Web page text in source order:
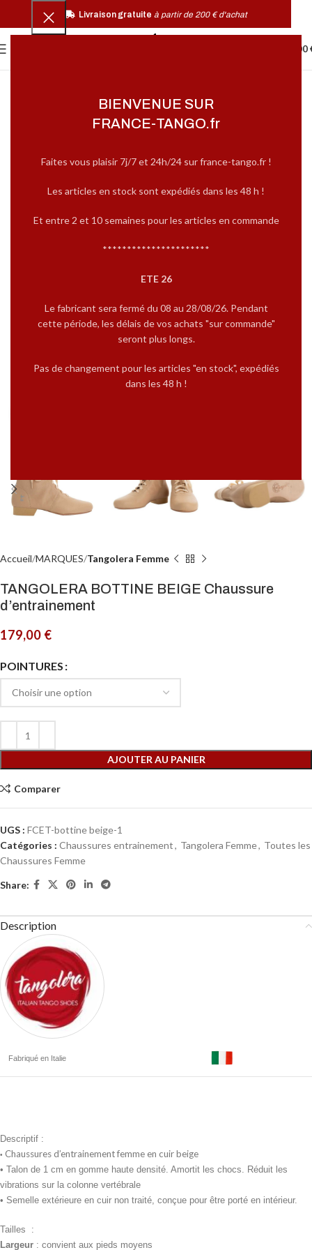
BIENVENUE SUR
FRANCE-TANGO.fr
Faites vous plaisir 7j/7 et 24h/24 sur france-tango.fr !
Les articles en stock sont expédiés dans les 48 h !
Et entre 2 et 10 semaines pour les articles en commande
**********************
ETE 26
Le fabricant sera fermé du 08 au 28/08/26. Pendant
cette période, les délais de vos achats "sur commande"
seront plus longs.
Pas de changement pour les articles "en stock", expédiés
dans les 48 h !
0,00
Accueil MARQUES Tangolera Femme
TANGOLERA BOTTINE BEIGE Chaussure
d’entrainement
179,00 €
POINTURES
AJOUTER AU PANIER
Comparer
UGS : FCET-bottine beige-1
Catégories : Chaussures entrainement, Tangolera Femme, Toutes les
Chaussures Femme
Share:
Description
Fabriqué en Italie
Descriptif :
• Chaussures d’entrainement femme en cuir beige
• Talon de 1 cm en gomme haute densité. Amortit les chocs. Réduit les
vibrations sur la colonne vertébrale
• Semelle extérieure en cuir non traité, conçue pour être porté en intérieur.
Tailles :
Largeur : convient aux pieds moyens
Livraison gratuite à partir de 200 € d'achat